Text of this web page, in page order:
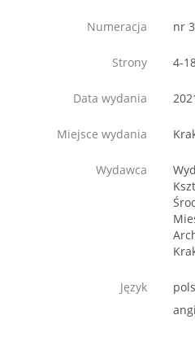
Numeracja nr
Strony 4-
Data wydania
Miejsce wydania
Wydawca
Język